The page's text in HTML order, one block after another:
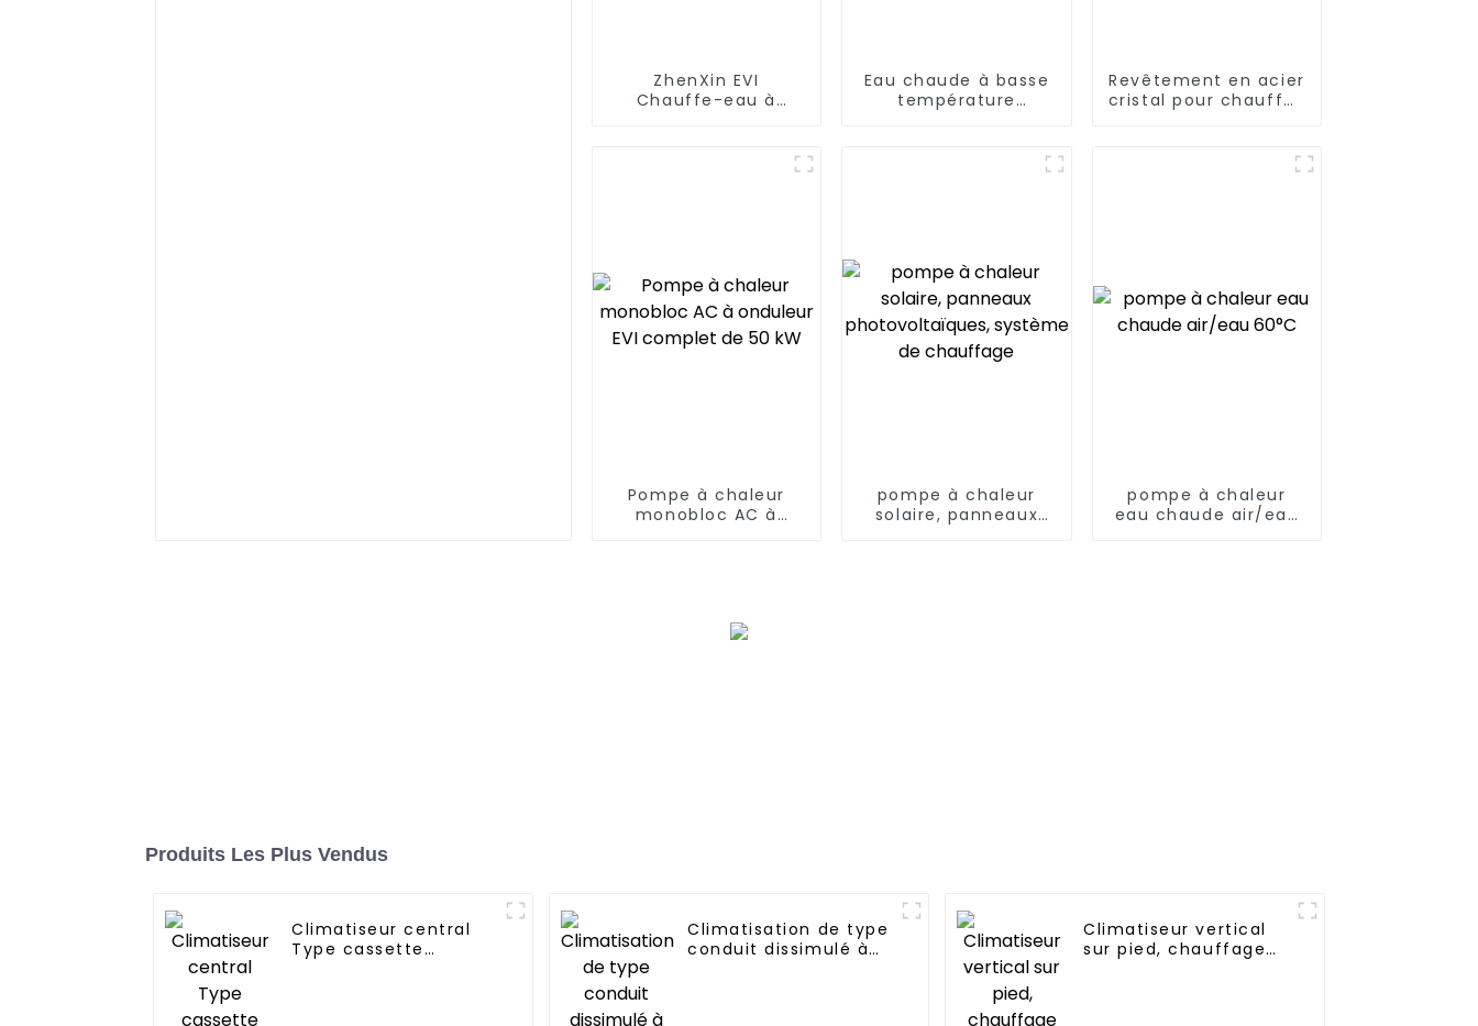
ZhenXin EVI
Chauffe-eau à
Eau chaude à basse
température
constante 24 heures
Revêtement en acier
cristal pour chauffe-
Pompe à chaleur
monobloc AC à
pompe à chaleur
solaire, panneaux
pompe à chaleur
eau chaude air/eau
Produits Les Plus Vendus
Climatiseur central
Type cassette
Climatisation de type
conduit dissimulé à
Climatiseur vertical
sur pied, chauffage